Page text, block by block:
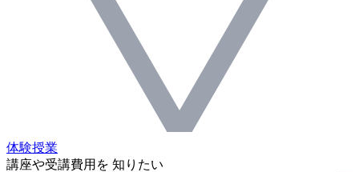
体験授業
講座や受講費用を 知りたい